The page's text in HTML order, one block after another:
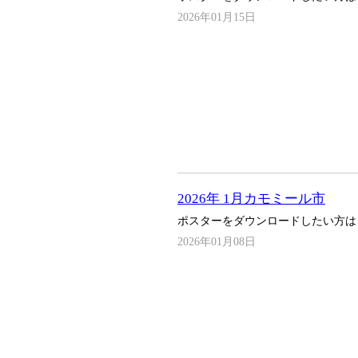
2026年01月15日
2026年 1月カモミール市
ポスターをダウンロードしたい方
2026年01月08日